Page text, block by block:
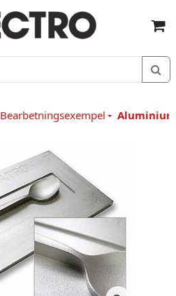
Bearbetningsexempel Aluminium